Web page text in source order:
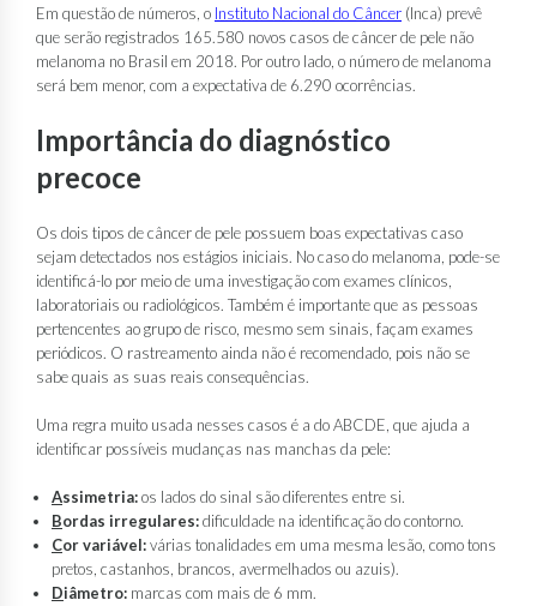
Em questão de números, o Instituto Nacional do Câncer (Inca) prevê
que serão registrados 165.580 novos casos de câncer de pele não
melanoma no Brasil em 2018. Por outro lado, o número de melanoma
será bem menor, com a expectativa de 6.290 ocorrências.
Importância do diagnóstico
precoce
Os dois tipos de câncer de pele possuem boas expectativas caso
sejam detectados nos estágios iniciais. No caso do melanoma, pode-se
identificá-lo por meio de uma investigação com exames clínicos,
laboratoriais ou radiológicos. Também é importante que as pessoas
pertencentes ao grupo de risco, mesmo sem sinais, façam exames
periódicos. O rastreamento ainda não é recomendado, pois não se
sabe quais as suas reais consequências.
Uma regra muito usada nesses casos é a do ABCDE, que ajuda a
identificar possíveis mudanças nas manchas da pele:
Assimetria:os lados do sinal são diferentes entre si.
Bordas irregulares:dificuldade na identificação do contorno.
Cor variável:várias tonalidades em uma mesma lesão, como tons
pretos, castanhos, brancos, avermelhados ou azuis).
Diâmetro: marcas com mais de 6 mm.